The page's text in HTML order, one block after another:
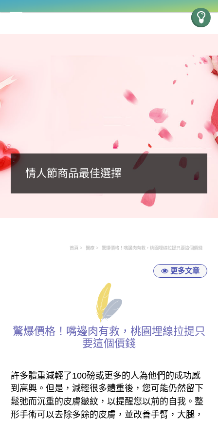
情人節商品最佳選擇
首頁 醫療 驚爆價格！嘴邊肉有救，桃園埋線拉提只要這個價錢
更多文章
驚爆價格！嘴邊肉有救，桃園埋線拉提只
要這個價錢
許多體重減輕了100磅或更多的人為他們的成功感
到高興。但是，減輕很多體重後，您可能仍然留下
鬆弛而沉重的皮膚皺紋，以提醒您以前的自我。整
形手術可以去除多餘的皮膚，並改善手臂，大腿，